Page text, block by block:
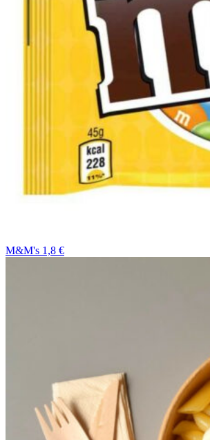
M&M's 1,8 €